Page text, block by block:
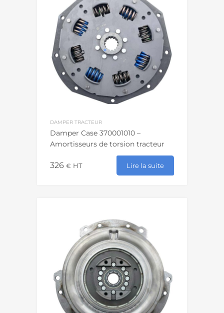
DAMPER TRACTEUR
Damper Case 370001010 –
Amortisseurs de torsion tracteur
326 € HT Lire la suite